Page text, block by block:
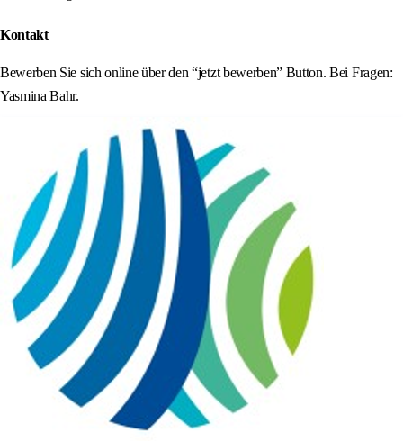
Kontakt
Bewerben Sie sich online über den “jetzt bewerben” Button. Bei Fragen:
Yasmina Bahr.